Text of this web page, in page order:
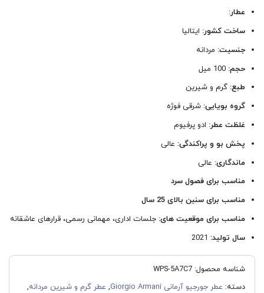
عطار:
ساخت کشور: ایتالیا
جنسیت: مردانه
حجم: 100 میل
طبع: گرم و شیرین
گروه بویایی: شرقی فوژه
غلظت عطر: ادو پرفیوم
پخش بو و پراکندگی: عالی
ماندگاری: عالی
مناسب برای فصول سرد
مناسب برای سنین بالای 25 سال
مناسب برای موقعیت های: جلسات اداری، مهمانی رسمی، قرارهای عاشقانه
سال تولید: 2021
شناسه محصول: WPS-5A7C7
دسته: عطر جورجیو آرمانی Giorgio Armani , عطر گرم و شیرین مردانه,